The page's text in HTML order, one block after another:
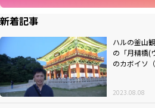
天気
アナウンサー
投稿 ショッピング
新着記事
ハルの釜山
の「月精橋(
のカボイソ
2023.08.08